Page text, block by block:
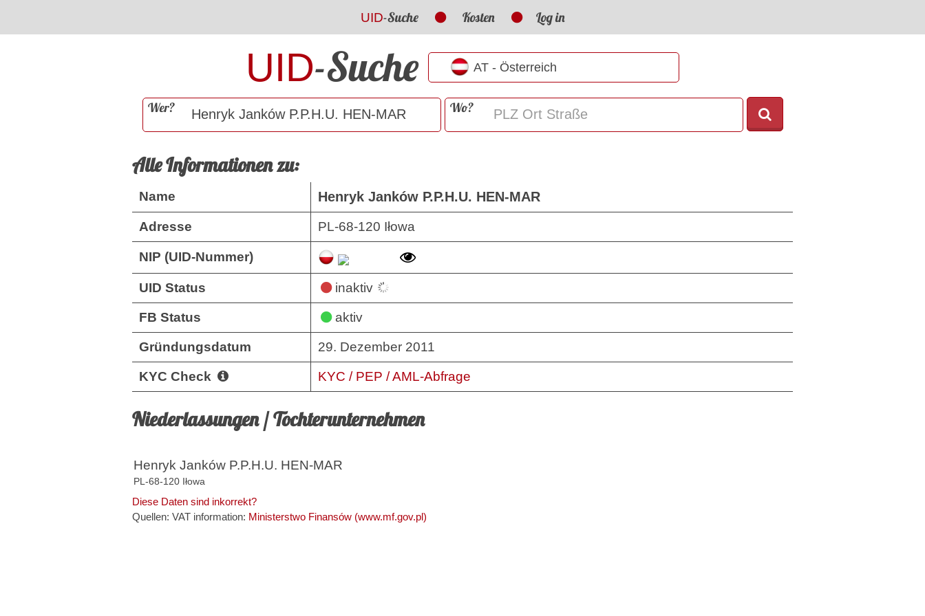
UID-Suche Kosten Log in
UID-Suche
Wer? Wo?
Alle Informationen zu:
Name Henryk Janków P.P.H.U. HEN-MAR
Adresse PL-68-120 Iłowa
NIP (UID-Nummer)
UID Status inaktiv
FB Status aktiv
Gründungsdatum 29. Dezember 2011
KYC Check KYC / PEP / AML-Abfrage
Niederlassungen / Tochterunternehmen
Henryk Janków P.P.H.U. HEN-MAR
PL-68-120 Iłowa
Diese Daten sind inkorrekt?
Quellen: VAT information: Ministerstwo Finansów (www.mf.gov.pl)